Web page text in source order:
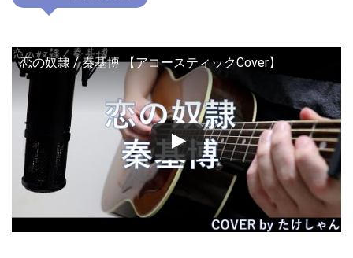
恋の奴隷 / 秦基博 【アコースティックCover】